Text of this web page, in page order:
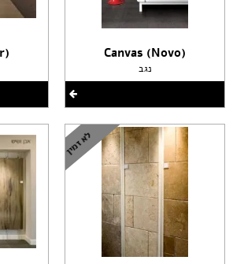
(Canvas (Novo
נגב
(More (Caesar